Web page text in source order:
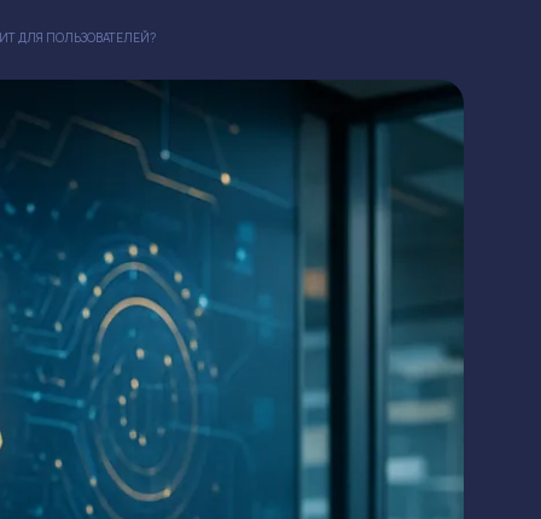
ДЛЯ ПОЛЬЗОВАТЕЛЕЙ?